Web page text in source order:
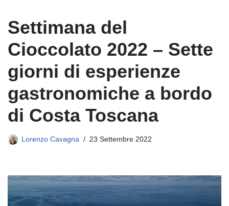
Settimana del
Cioccolato 2022 – Sette
giorni di esperienze
gastronomiche a bordo
di Costa Toscana
Lorenzo Cavagna 23 Settembre 2022